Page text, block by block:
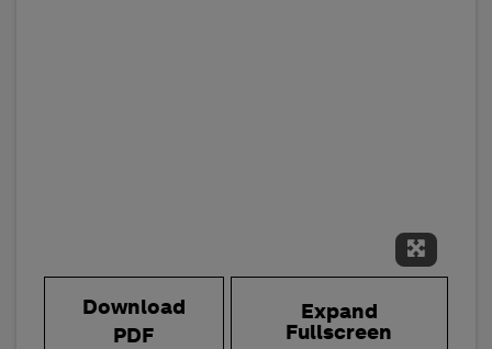
Expand
Download
PDF
Expand
Fullscreen